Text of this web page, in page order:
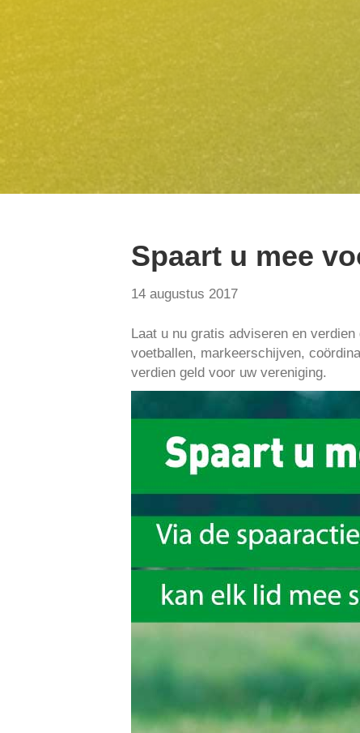
Spaart u mee
14 augustus 2017
Laat u nu gratis adviseren en
voetballen, markeerschijven,
verdien geld voor uw vereniging.